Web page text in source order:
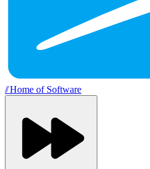
//Home of Software